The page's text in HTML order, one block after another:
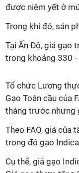
được niêm yết ở
Trong khi đó, sản
Tại Ấn Độ, giá gạo
trong khoảng 330 -
Tổ chức Lương
Gạo Toàn cầu của
tháng trước nhưng
Theo FAO, giá của
trong đó gạo
Cụ thể, giá gạo